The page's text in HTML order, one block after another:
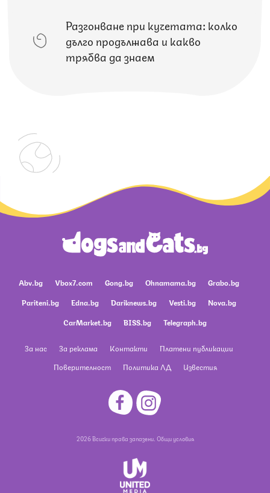
Разгонване при кучетата: колко
дълго продължава и какво
трябва да знаем
Abv.bg Vbox7.com Gong.bg Ohnamama.bg
Grabo.bg
Pariteni.bg
Edna.bg Dariknews.bg Vesti.bg
Nova.bg
CarMarket.bg
BISS.bg Telegraph.bg
За нас За реклама Контакти
Платени публикации
Поверителност
Политика ЛД Известия
2026 Всички права запазени. Общи условия